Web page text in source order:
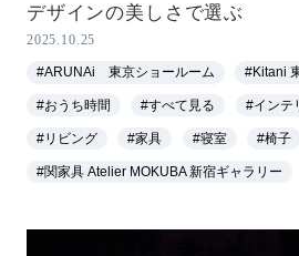
デザインの美しさで選ぶ
2025.10.25
#ARUNAi 東京ショールーム #Kitani
#おうち時間 #すべて見る #インテ
#リビング #家具 #寝室 #椅子
#関家具 Atelier MOKUBA 新宿ギャラリー